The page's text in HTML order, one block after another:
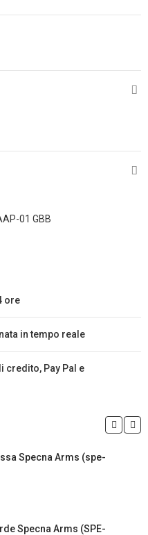
01 GBB
ore
in tempo reale
credito, Pay Pal e
Specna Arms (spe-
Specna Arms (SPE-